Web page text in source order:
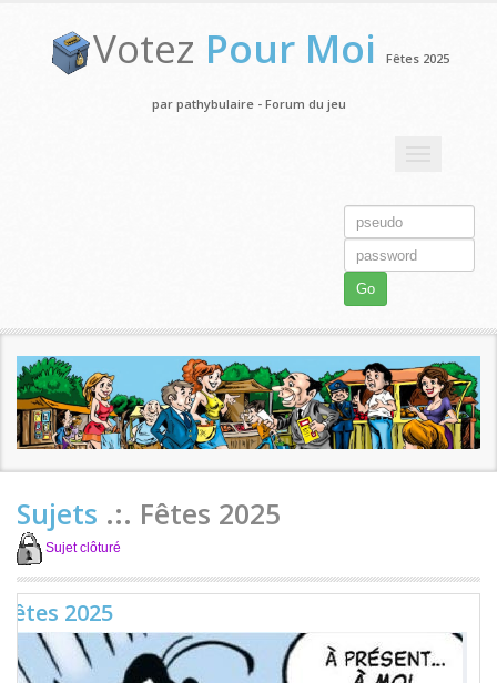
Votez Pour Moi Fêtes 2025
par pathybulaire - Forum du jeu
Go
Sujets .:. Fêtes 2025
Sujet clôturé
Fêtes 2025